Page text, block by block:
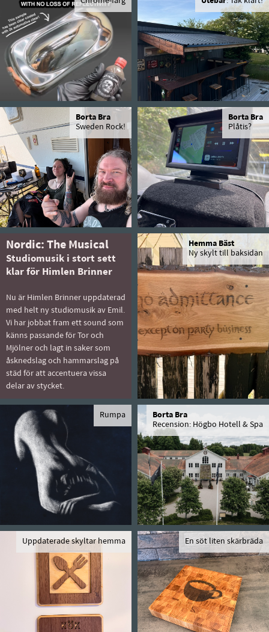
Borta Bra
Sweden Rock!
Borta Bra
Plåtis?
Nordic: The Musical
Studiomusik i stort sett
klar för Himlen Brinner
Nu är Himlen Brinner uppdaterad
med helt ny studiomusik av Emil.
Vi har jobbat fram ett sound som
känns passande för Tor och
Mjölner och lagt in saker som
åsknedslag och hammarslag på
städ för att accentuera vissa
delar av stycket.
Hemma Bäst
Ny skylt till baksidan
Rumpa
Borta Bra
Recension: Högbo Hotell & Spa
Uppdaterade skyltar hemma En söt liten skärbräda